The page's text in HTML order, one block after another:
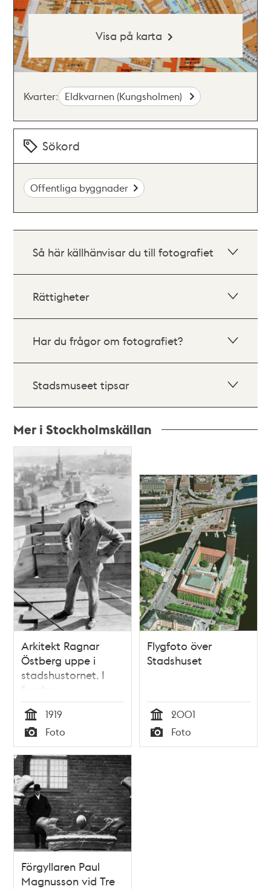
Visa på karta
Kvarter: Eldkvarnen (Kungsholmen)
Sökord
Offentliga byggnader
Så här källhänvisar du till fotografiet
Rättigheter
Har du frågor om fotografiet?
Stadsmuseet tipsar
Mer i Stockholmskällan
Relaterade
poster
och
teman
Arkitekt Ragnar
Östberg uppe i
stadshustornet. I
fonden
Riddarholmen.
Tid
1919
Typ
Foto
Flygfoto över
Stadshuset
Tid
2001
Typ
Foto
Förgyllaren Paul
Magnusson vid Tre